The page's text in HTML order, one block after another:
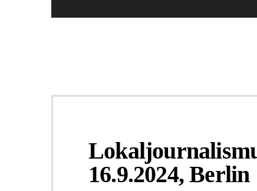
16.9.2024, Berlin